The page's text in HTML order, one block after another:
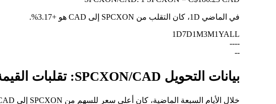
في الماضي 1D، كان التقلب من SPCXON إلى CAD هو +3.17%
.
1D7D1M3M1YALL
--
--
--
بيانات التحويل SPCXON/CAD: تقلبات القيمة وتغييرات الأسعار من SPCXON إلى CAD